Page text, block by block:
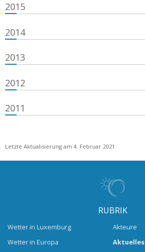
2015
2014
2013
2012
2011
Letzte Aktualisierung am 4. Februar 2021
RUBRIK
Wetter in Luxemburg
Wetter in Europa
Akteure
Aktuelles